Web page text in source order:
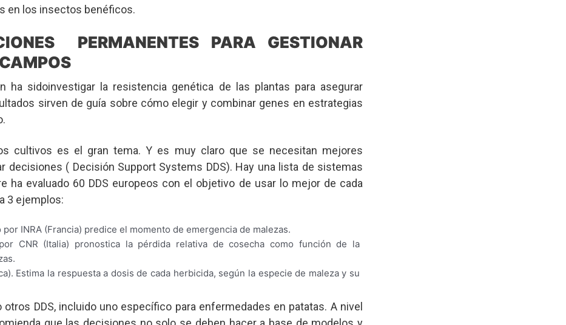
en los insectos benéficos.
PERMANENTES PARA GESTIONAR
ha sidoinvestigar la resistencia genética de las plantas para asegurar
sirven de guía sobre cómo elegir y combinar genes en estrategias
cultivos es el gran tema. Y es muy claro que se necesitan mejores
decisiones ( Decisión Support Systems DDS). Hay una lista de sistemas
ha evaluado 60 DDS europeos con el objetivo de usar lo mejor de cada
3 ejemplos:
INRA (Francia) predice el momento de emergencia de malezas.
CNR (Italia) pronostica la pérdida relativa de cosecha como función de la
Estima la respuesta a dosis de cada herbicida, según la especie de maleza y su
otros DDS, incluido uno específico para enfermedades en patatas. A nivel